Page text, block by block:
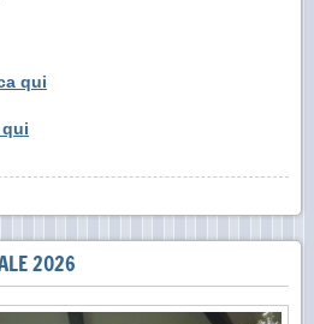
qui
2026